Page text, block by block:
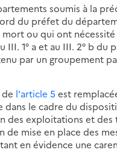
soumis à la
du préfet du
ou qui ont
1° a et au III. 2° b du
par un groupement
l'article 5 est
le cadre du
des exploitations et
mise en place des
en évidence une